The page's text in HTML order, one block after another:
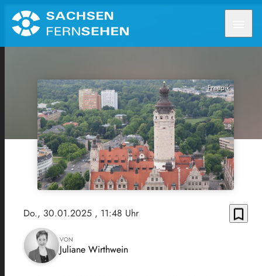
Freepik
Do., 30.01.2025 , 11:48 Uhr bookmark_border
VON
Juliane Wirthwein